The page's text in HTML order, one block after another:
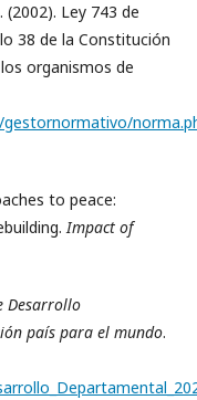
Ley 743 de
38 de la Constitución
organismos de
to peace:
Impact of
Desarrollo
país para el mundo.